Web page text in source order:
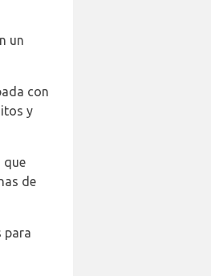
un
con
y
que
de
para